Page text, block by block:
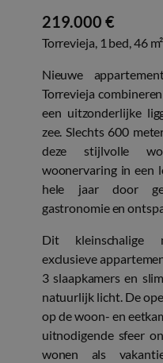
219.000 €
Torrevieja, 1 bed, 46
Nieuwe
Torrevieja
een uitzonderlijke
zee. Slechts 600
deze stijlvolle
woonervaring in een
hele jaar door
gastronomie en
Dit kleinschalige
exclusieve
3 slaapkamers en
natuurlijk licht. De
op de woon- en
uitnodigende sfeer
wonen als